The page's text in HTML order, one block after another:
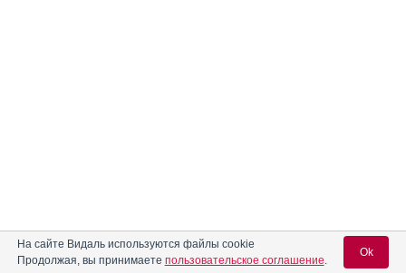
На сайте Видаль используются файлы cookie
Продолжая, вы принимаете пользовательское соглашение.
Ok